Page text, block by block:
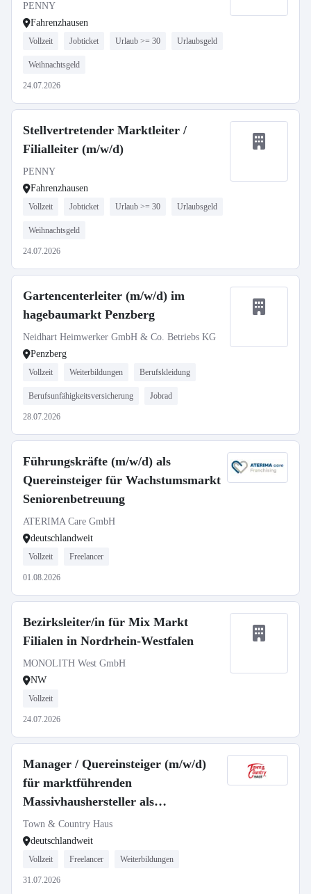
PENNY
Fahrenzhausen
Vollzeit Jobticket Urlaub >= 30 Urlaubsgeld
Weihnachtsgeld
24.07.2026
Stellvertretender Marktleiter /
Filialleiter (m/w/d)
PENNY
Fahrenzhausen
Vollzeit Jobticket Urlaub >= 30 Urlaubsgeld
Weihnachtsgeld
24.07.2026
Gartencenterleiter (m/w/d) im
hagebaumarkt Penzberg
Neidhart Heimwerker GmbH & Co. Betriebs KG
Penzberg
Vollzeit Weiterbildungen Berufskleidung
Berufsunfähigkeitsversicherung Jobrad
28.07.2026
Führungskräfte (m/w/d) als
Quereinsteiger für Wachstumsmarkt
Seniorenbetreuung
ATERIMA Care GmbH
deutschlandweit
Vollzeit Freelancer
01.08.2026
Bezirksleiter/in für Mix Markt
Filialen in Nordrhein-Westfalen
MONOLITH West GmbH
NW
Vollzeit
24.07.2026
Manager / Quereinsteiger (m/w/d)
für marktführenden
Massivhaushersteller als
selbstständiger Gebietsleiter
Town & Country Haus
deutschlandweit
Vollzeit Freelancer Weiterbildungen
31.07.2026